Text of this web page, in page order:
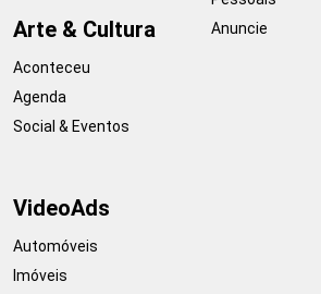
Arte & Cultura
Aconteceu
Agenda
Social & Eventos
Anuncie
VideoAds
Automóveis
Imóveis